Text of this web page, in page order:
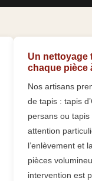
Un nettoyage
chaque pièce
Nos artisans
de tapis : tapis
persans ou
attention
l’enlèvement et
pièces
intervention est